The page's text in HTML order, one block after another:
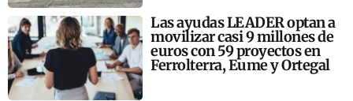
Las ayudas LEADER optan a
movilizar casi 9 millones de
euros con 59 proyectos en
Ferrolterra, Eume y Ortegal